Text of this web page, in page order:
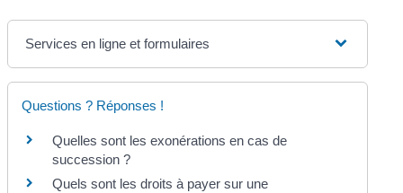
Services en ligne et formulaires
Questions ? Réponses !
Quelles sont les exonérations en cas de
succession ?
Quels sont les droits à payer sur une